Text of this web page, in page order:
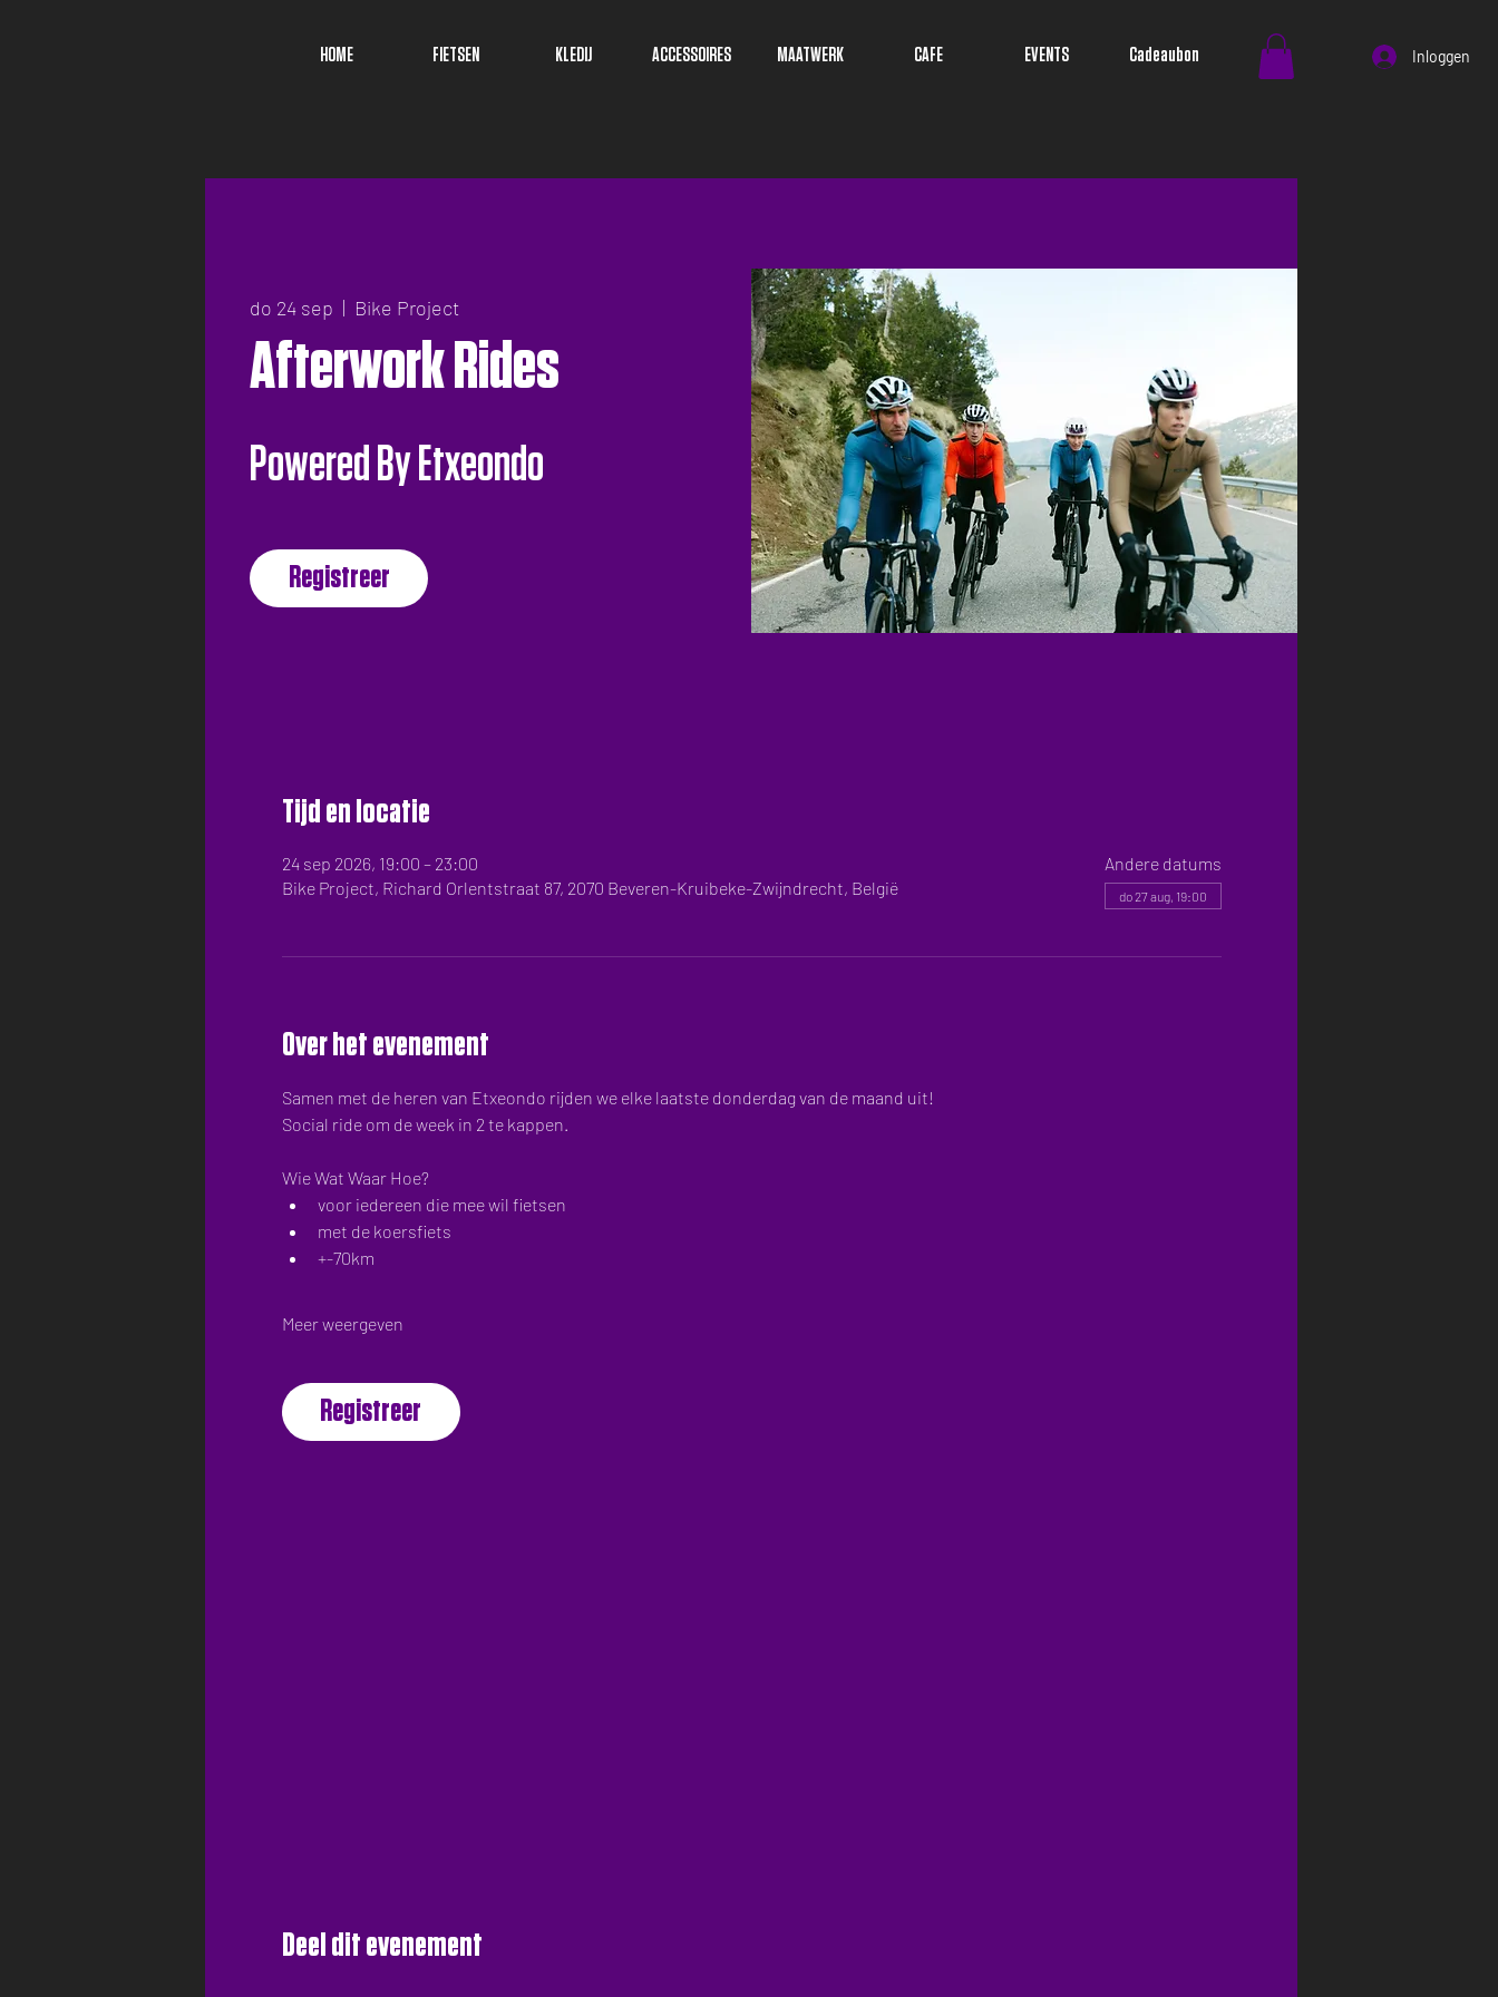
HOME FIETSEN KLEDIJ ACCESSOIRES MAATWERK CAFE EVENTS Cadeaubon Inloggen
do 24 sep
  |
Bike Project
Afterwork Rides
Powered By Etxeondo
Registreer
Tijd en locatie
24 sep 2026, 19:00 – 23:00
Bike Project, Richard Orlentstraat 87, 2070 Beveren-Kruibeke-Zwijndrecht, België
Andere datums
do 27 aug, 19:00
Over het evenement
Samen met de heren van Etxeondo rijden we elke laatste donderdag van de maand uit!
Social ride om de week in 2 te kappen.
Wie Wat Waar Hoe?
voor iedereen die mee wil fietsen
met de koersfiets
+-70km
Meer weergeven
Registreer
Deel dit evenement